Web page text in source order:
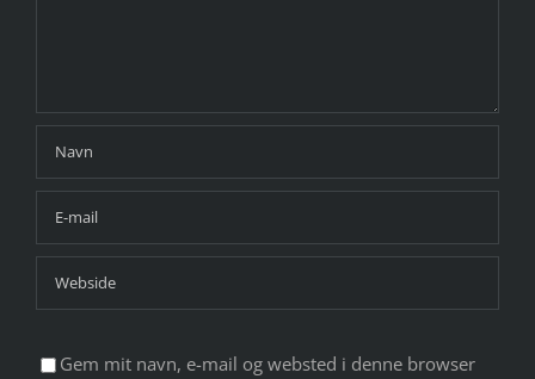
Gem mit navn, e-mail og websted i denne browser